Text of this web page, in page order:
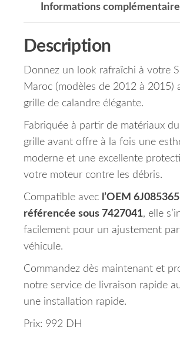
Informations
Description
Donnez un look rafraîchi à votre
Maroc (modèles de 2012 à 2015)
grille de calandre élégante.
Fabriquée à partir de matériaux
grille avant offre à la fois une
moderne et une excellente
votre moteur contre les débris.
Compatible avec l’OEM
référencée sous 7427041, elle
facilement pour un ajustement
véhicule.
Commandez dès maintenant et
notre service de livraison rapide
une installation rapide.
Prix: 992 DH